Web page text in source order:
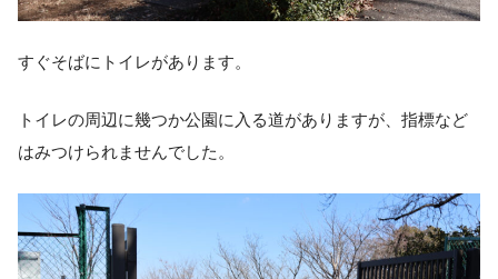
すぐそばにトイレがあります。
トイレの周辺に幾つか公園に入る道がありますが、指標など
はみつけられませんでした。